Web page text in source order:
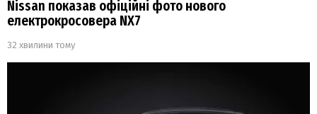
Nissan показав офіційні фото нового
електрокросовера NX7
32 хвилини тому